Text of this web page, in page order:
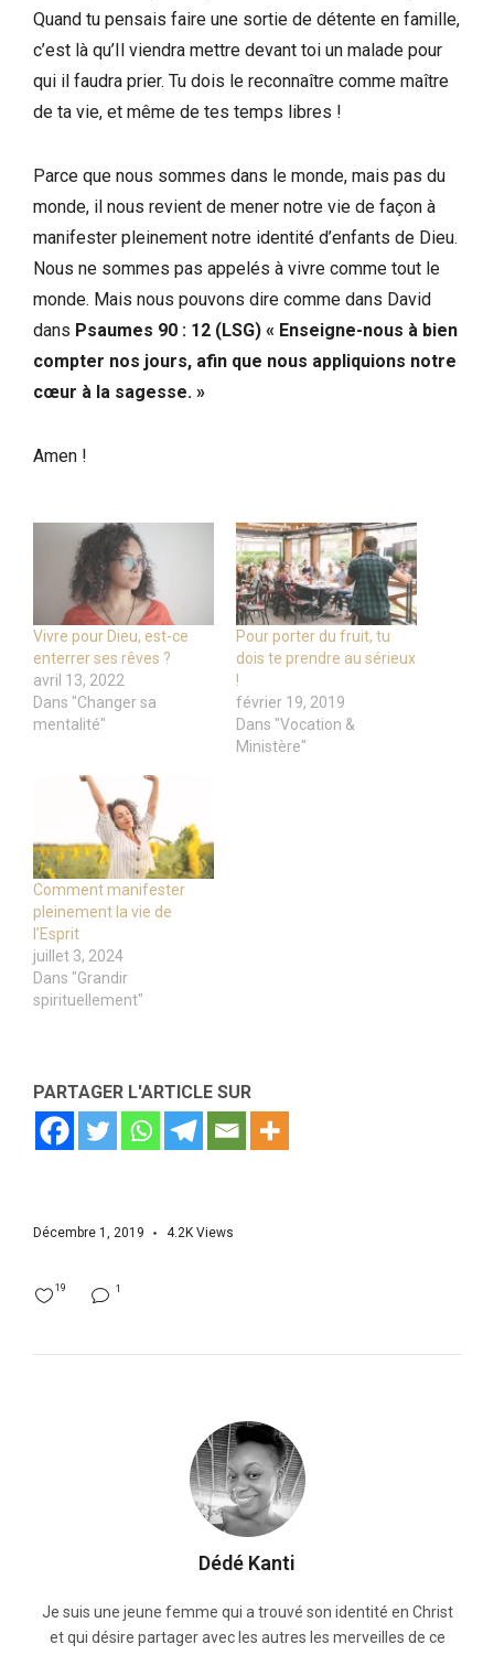
Quand tu pensais faire une sortie de détente en famille,
c’est là qu’Il viendra mettre devant toi un malade pour
qui il faudra prier. Tu dois le reconnaître comme maître
de ta vie, et même de tes temps libres !
Parce que nous sommes dans le monde, mais pas du
monde, il nous revient de mener notre vie de façon à
manifester pleinement notre identité d’enfants de Dieu.
Nous ne sommes pas appelés à vivre comme tout le
monde. Mais nous pouvons dire comme dans David
dans Psaumes 90 : 12 (LSG) « Enseigne-nous à bien
compter nos jours, afin que nous appliquions notre
cœur à la sagesse. »
Amen !
Vivre pour Dieu, est-ce
enterrer ses rêves ?
avril 13, 2022
Dans "Changer sa
mentalité"
Pour porter du fruit, tu
dois te prendre au sérieux
!
février 19, 2019
Dans "Vocation &
Ministère"
Comment manifester
pleinement la vie de
l’Esprit
juillet 3, 2024
Dans "Grandir
spirituellement"
PARTAGER L'ARTICLE SUR
Décembre 1, 2019 4.2K Views
1
19
Dédé Kanti
Je suis une jeune femme qui a trouvé son identité en Christ
et qui désire partager avec les autres les merveilles de ce